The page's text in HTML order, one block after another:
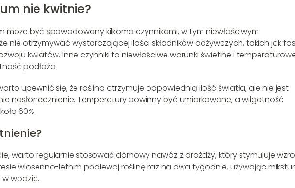
nie kwitnie?
może być spowodowany kilkoma czynnikami, w tym niewłaściwym
nie otrzymywać wystarczającej ilości składników odżywczych, takich jak
kwiatów. Inne czynniki to niewłaściwe warunki świetlne i
podłoża.
upewnić się, że roślina otrzymuje odpowiednią ilość światła, ale nie jest
nasłonecznienie. Temperatury powinny być umiarkowane, a wilgotność
60%.
warto regularnie stosować domowy nawóz z drożdży, który stymuluje
wiosenno-letnim podlewaj roślinę raz na dwa tygodnie, używając
wodzie.